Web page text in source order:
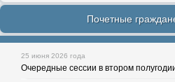
Почетные
25 июня 2026 года
Очередные сессии в втором